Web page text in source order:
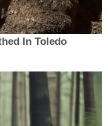
In Toledo